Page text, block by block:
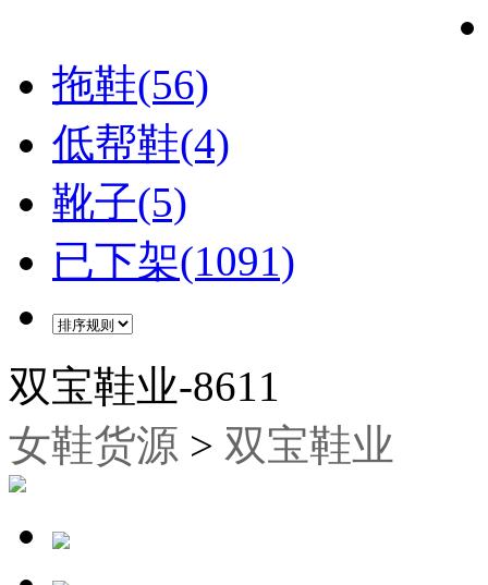
拖鞋(56)
低帮鞋(4)
靴子(5)
已下架(1091)
双宝鞋业-8611
女鞋货源 > 双宝鞋业